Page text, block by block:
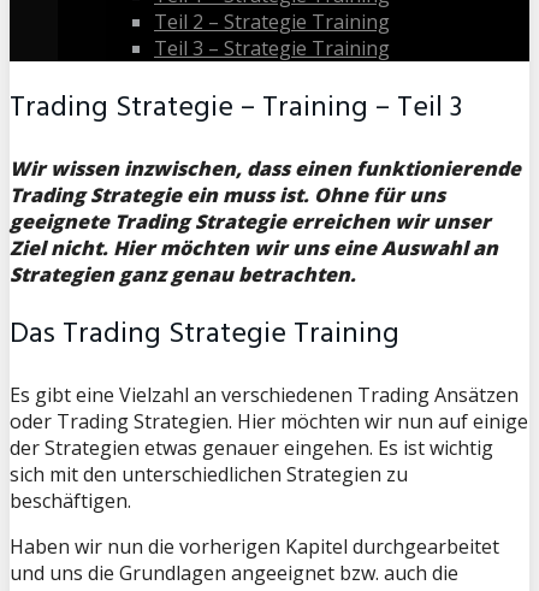
Teil 2 – Strategie Training
Teil 3 – Strategie Training
Trading Strategie – Training – Teil 3
Wir wissen inzwischen, dass einen funktionierende
Trading Strategie ein muss ist. Ohne für uns
geeignete Trading Strategie erreichen wir unser
Ziel nicht. Hier möchten wir uns eine Auswahl an
Strategien ganz genau betrachten.
Das Trading Strategie Training
Es gibt eine Vielzahl an verschiedenen Trading Ansätzen
oder Trading Strategien. Hier möchten wir nun auf einige
der Strategien etwas genauer eingehen. Es ist wichtig
sich mit den unterschiedlichen Strategien zu
beschäftigen.
Haben wir nun die vorherigen Kapitel durchgearbeitet
und uns die Grundlagen angeeignet bzw. auch die